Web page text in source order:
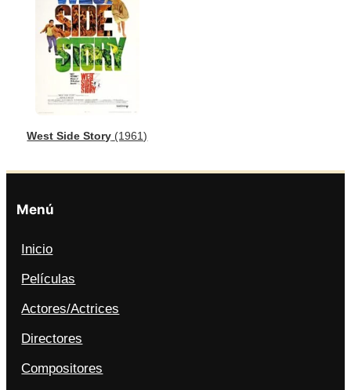
West Side Story (1961)
Menú
Inicio
Películas
Actores/Actrices
Directores
Compositores